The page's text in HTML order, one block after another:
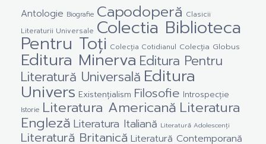
Antologie Biografie Capodoperă Clasicii
Literaturii Universale Colectia Biblioteca
Pentru Toți Colecția Cotidianul Colecția Globus
Editura Minerva Editura Pentru
Literatură Universală Editura
Univers Existențialism Filosofie Introspecție
Istorie Literatura Americană Literatura
Engleză Literatura Italiană Literatură Adolescenți
Literatură Britanică Literatură Contemporană